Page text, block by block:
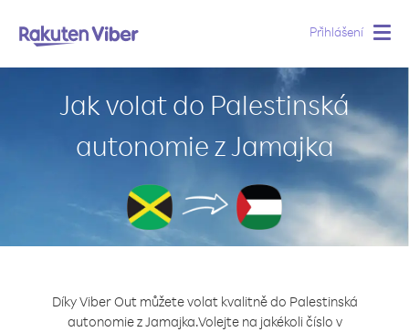
Přihlášení
Jak volat do Palestinská
autonomie z Jamajka
Díky Viber Out můžete volat kvalitně do Palestinská
autonomie z Jamajka.Volejte na jakékoli číslo v